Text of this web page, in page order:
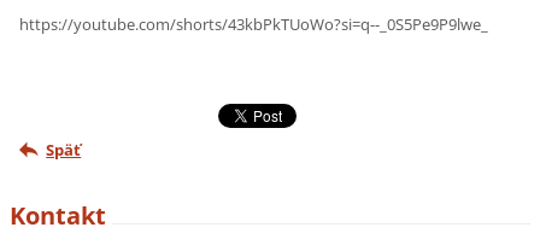
https://youtube.com/shorts/43kbPkTUoWo?si=q--_0S5Pe9P9lwe_
Späť
Kontakt